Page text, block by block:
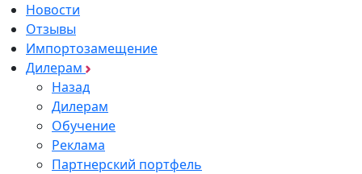
Новости
Отзывы
Импортозамещение
Дилерам
Назад
Дилерам
Обучение
Реклама
Партнерский портфель